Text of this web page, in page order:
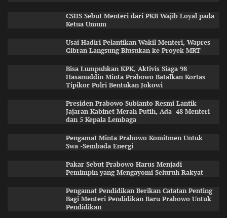
CSIIS Sebut Menteri dari PKB Wajib Loyal pada
Ketua Umum
Usai Hadiri Pelantikan Wakil Menteri, Wapres
Gibran Langsung Blusukan ke Proyek MRT
Bisa Lumpuhkan KPK, Aktivis Siaga 98
Hasanuddin Minta Prabowo Batalkan Kortas
Tipikor Polri Bentukan Jokowi
Presiden Prabowo Subianto Resmi Lantik
Jajaran Kabinet Merah Putih, Ada 48 Menteri
dan 5 Kepala Lembaga
Pengamat Minta Prabowo Komitmen Untuk
Swa -Sembada Energi
Pakar Sebut Prabowo Harus Menjadi
Pemimpin yang Mengayomi Seluruh Rakyat
Pengamat Pendidikan Berikan Catatan Penting
Bagi Menteri Pendidikan Baru Prabowo Untuk
Pendidikan